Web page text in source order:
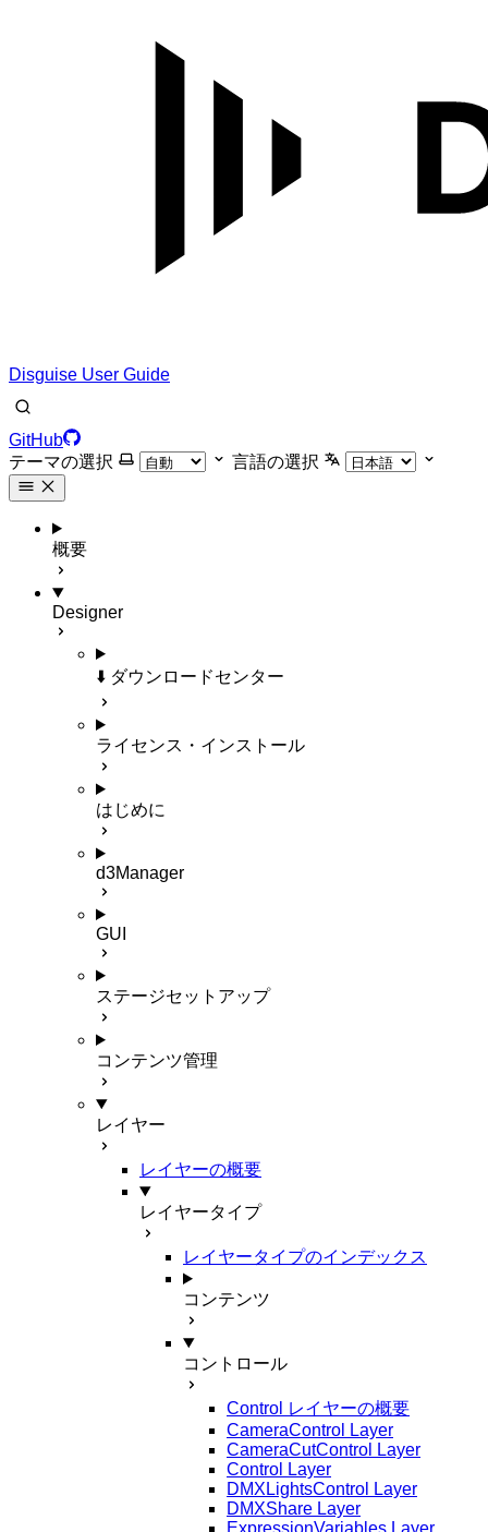
Disguise User Guide
GitHub
テーマの選択
言語の選択
概要
Designer
⬇️ ダウンロードセンター
ライセンス・インストール
はじめに
d3Manager
GUI
ステージセットアップ
コンテンツ管理
レイヤー
レイヤーの概要
レイヤータイプ
レイヤータイプのインデックス
コンテンツ
コントロール
Control レイヤーの概要
CameraControl Layer
CameraCutControl Layer
Control Layer
DMXLightsControl Layer
DMXShare Layer
ExpressionVariables Layer